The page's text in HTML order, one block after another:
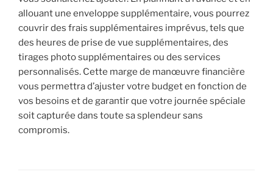
allouant une enveloppe supplémentaire, vous pourrez
couvrir des frais supplémentaires imprévus, tels que
des heures de prise de vue supplémentaires, des
tirages photo supplémentaires ou des services
personnalisés. Cette marge de manœuvre financière
vous permettra d’ajuster votre budget en fonction de
vos besoins et de garantir que votre journée spéciale
soit capturée dans toute sa splendeur sans
compromis.